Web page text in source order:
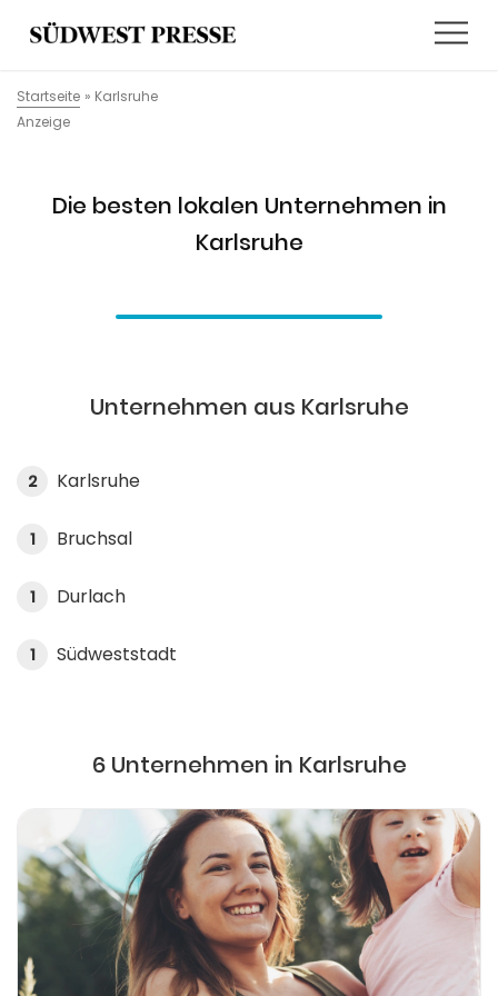
Startseite » Karlsruhe
Anzeige
Die besten lokalen Unternehmen in
Karlsruhe
Unternehmen aus Karlsruhe
2 Karlsruhe
1 Bruchsal
1 Durlach
1 Südweststadt
6 Unternehmen in Karlsruhe